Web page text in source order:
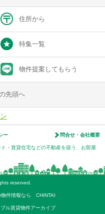
住所から
特集一覧
物件提案してもらう
先頭へ
ー 問合せ・会社概要
・賃貸住宅などの不動産を扱う、お部屋
reserved.
物件情報なら CHINTAI
ル賃貸物件アーカイブ